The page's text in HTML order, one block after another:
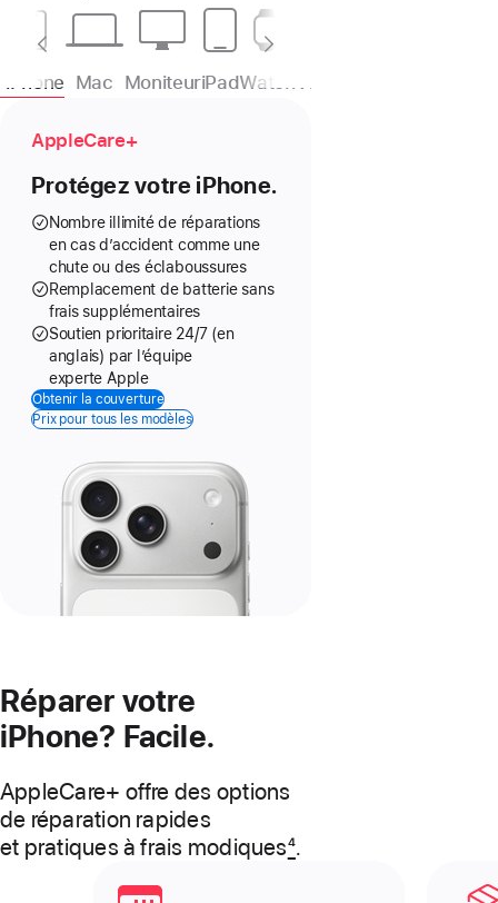
iPhone Mac MoniteuriPadWatch
AppleCare+
Protégez votre iPhone.
Nombre illimité de réparations
en cas d’accident comme une
chute ou des éclaboussures
Remplacement de batterie sans
frais supplémentaires
Soutien prioritaire 24/7 (en
anglais) par l’équipe
experte Apple
Obtenir la couverture
Prix pour tous les modèles
Réparer votre
iPhone? Facile.
AppleCare+ offre des options
de réparation rapides
et pratiques à frais modiques4.